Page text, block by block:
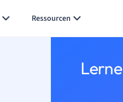
Ressourcen